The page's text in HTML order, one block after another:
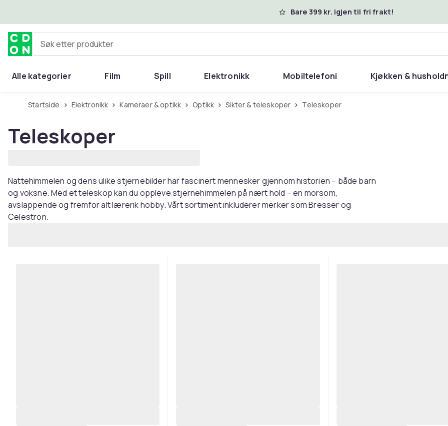
Bare 399 kr. igjen til fri frakt!
Søk etter produkter
Alle kategorier Film Spill Elektronikk Mobiltelefoni Kjøkken &
Startside Elektronikk Kameraer & optikk Optikk Sikter & teleskoper Teleskoper
Teleskoper
Nattehimmelen og dens ulike stjernebilder har fascinert mennesker gjennom historien – både barn
og voksne. Med et teleskop kan du oppleve stjernehimmelen på nært hold – en morsom,
avslappende og fremfor alt lærerik hobby. Vårt sortiment inkluderer merker som Bresser og
Celestron.